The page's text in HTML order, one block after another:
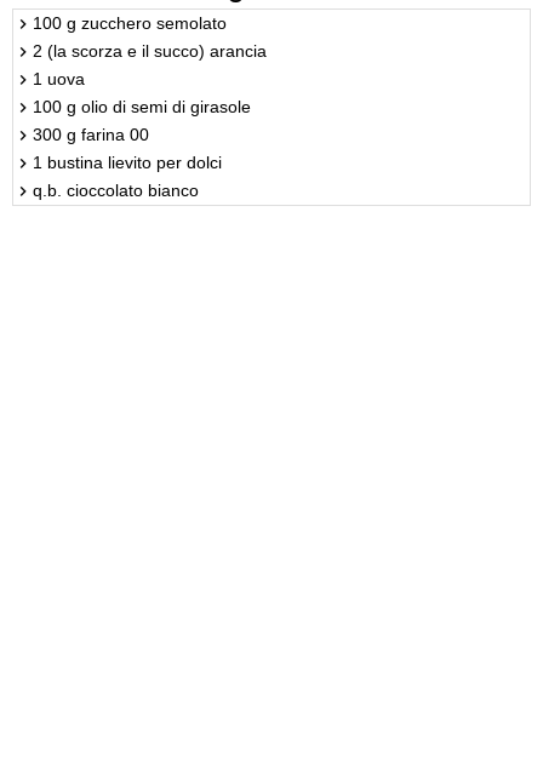
100 g zucchero semolato
2 (la scorza e il succo) arancia
1 uova
100 g olio di semi di girasole
300 g farina 00
1 bustina lievito per dolci
q.b. cioccolato bianco